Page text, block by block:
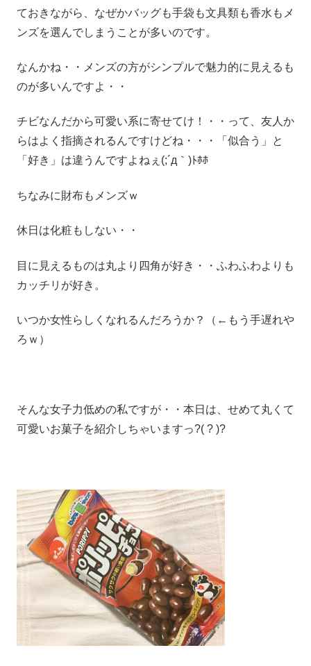
ておきながら、なぜかバッグも手袋も文具類も香水もメ
ンズを選んでしまうことが多いのです。
なんかね・・メンズの方がシンプルで魅力的に見えるも
のが多いんですよ・・
チビなんだから可愛い系に寄せてけ！・・って、友人か
らはよく指摘されるんですけどね・・・「似合う」と
「好き」は違うんですよねぇ(;´д｀)ﾄﾎﾎ
ちなみに財布もメンズｗ
休日は化粧もしない・・
目に見えるものは丸より四角が好き・・ふわふわよりも
カッチリが好き。
いつか女性らしくなれるんだろうか？（←もう手遅れや
ろｗ）
そんな女子力低めの私ですが・・本日は、せめて丸くて
可愛いお菓子を紹介しちゃいますっ?( ? )?